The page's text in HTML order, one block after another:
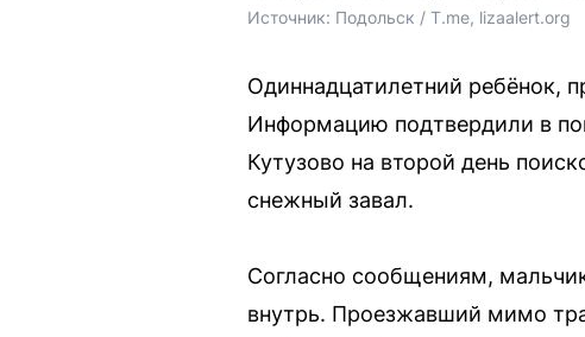
Источник: Подольск / T.me, lizaalert.org
Одиннадцатилетний ребёнок,
Информацию подтвердили в
Кутузово на второй день
снежный завал.
Согласно сообщениям,
внутрь. Проезжавший мимо